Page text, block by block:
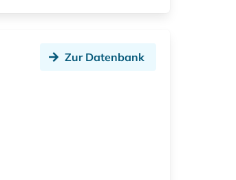
Zur Datenbank